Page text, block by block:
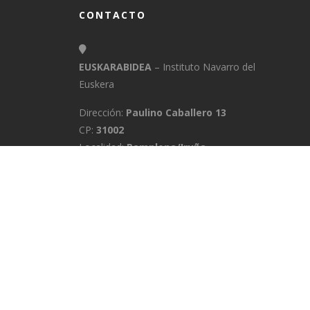
CONTACTO
EUSKARABIDEA – Instituto Navarro del
Euskera
Dirección: Paulino Caballero 13
CP: 31002
Localidad:Pamplona/Iruña